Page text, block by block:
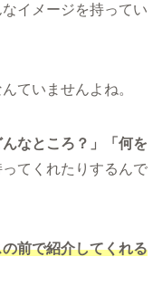
イメージを持ってい
ていませんよね。
んなところ？」「何を
てくれたりするんで
前で紹介してくれる